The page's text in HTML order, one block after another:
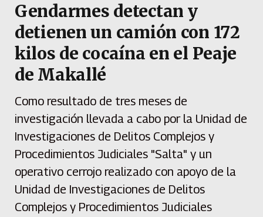
Gendarmes detectan y
detienen un camión con 172
kilos de cocaína en el Peaje
de Makallé
Como resultado de tres meses de
investigación llevada a cabo por la Unidad de
Investigaciones de Delitos Complejos y
Procedimientos Judiciales "Salta" y un
operativo cerrojo realizado con apoyo de la
Unidad de Investigaciones de Delitos
Complejos y Procedimientos Judiciales